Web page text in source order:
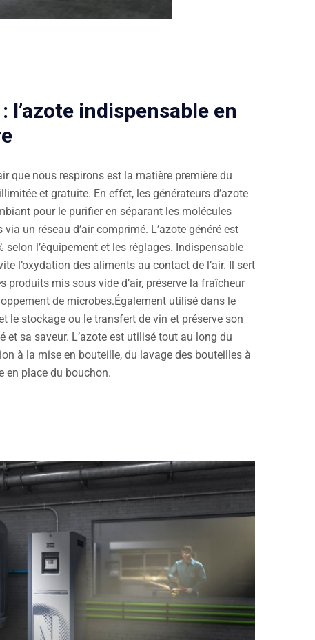
l’azote indispensable en
que nous respirons est la matière première du
et gratuite. En effet, les générateurs d’azote
pour le purifier en séparant les molécules
un réseau d’air comprimé. L’azote généré est
selon l’équipement et les réglages. Indispensable
l’oxydation des aliments au contact de l’air. Il sert
produits mis sous vide d’air, préserve la fraîcheur
de microbes.Également utilisé dans le
le stockage ou le transfert de vin et préserve son
et sa saveur. L’azote est utilisé tout au long du
à la mise en bouteille, du lavage des bouteilles à
en place du bouchon.